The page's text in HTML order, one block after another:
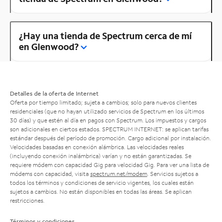
¿Hay una tienda de Spectrum cerca de mí
en Glenwood?
Detalles de la oferta de Internet
Oferta por tiempo limitado; sujeta a cambios; solo para nuevos clientes
residenciales (que no hayan utilizado servicios de Spectrum en los últimos
30 días) y que estén al día en pagos con Spectrum. Los impuestos y cargos
son adicionales en ciertos estados. SPECTRUM INTERNET: se aplican tarifas
estándar después del período de promoción. Cargo adicional por instalación.
Velocidades basadas en conexión alámbrica. Las velocidades reales
(incluyendo conexión inalámbrica) varían y no están garantizadas. Se
requiere módem con capacidad Gig para velocidad Gig. Para ver una lista de
módems con capacidad, visita spectrum.net/modem . Servicios sujetos a
todos los términos y condiciones de servicio vigentes, los cuales están
sujetos a cambios. No están disponibles en todas las áreas. Se aplican
restricciones.